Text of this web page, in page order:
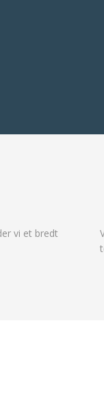
vi et bredt